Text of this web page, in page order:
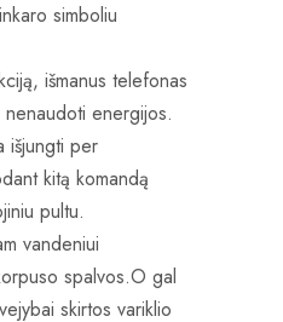
simboliu
išmanus telefonas
energijos.
išjungti per
kitą komandą
pultu.
vandeniui
spalvos.O gal
skirtos variklio